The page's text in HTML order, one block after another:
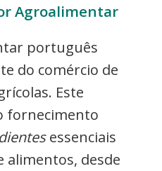
Agroalimentar
português
do comércio de
Este
fornecimento
essenciais
alimentos, desde